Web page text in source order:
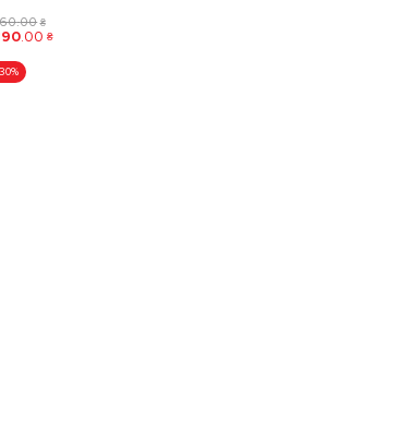
.00 ₴
.00 ₴